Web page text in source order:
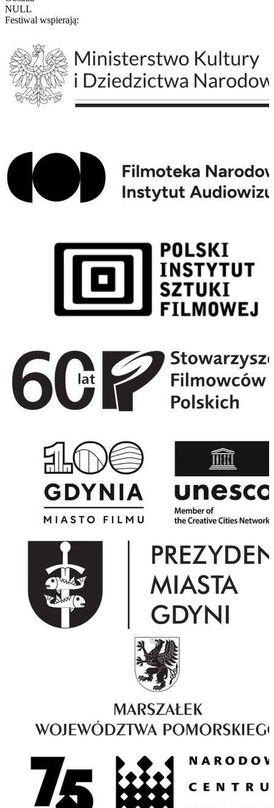
NULL
Festiwal wspierają: